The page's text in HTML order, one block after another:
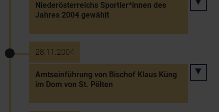
Niederösterreichs Sportler*innen des
Jahres 2004 gewählt
28.11.2004
Amtseinführung von Bischof Klaus Küng
im Dom von St. Pölten